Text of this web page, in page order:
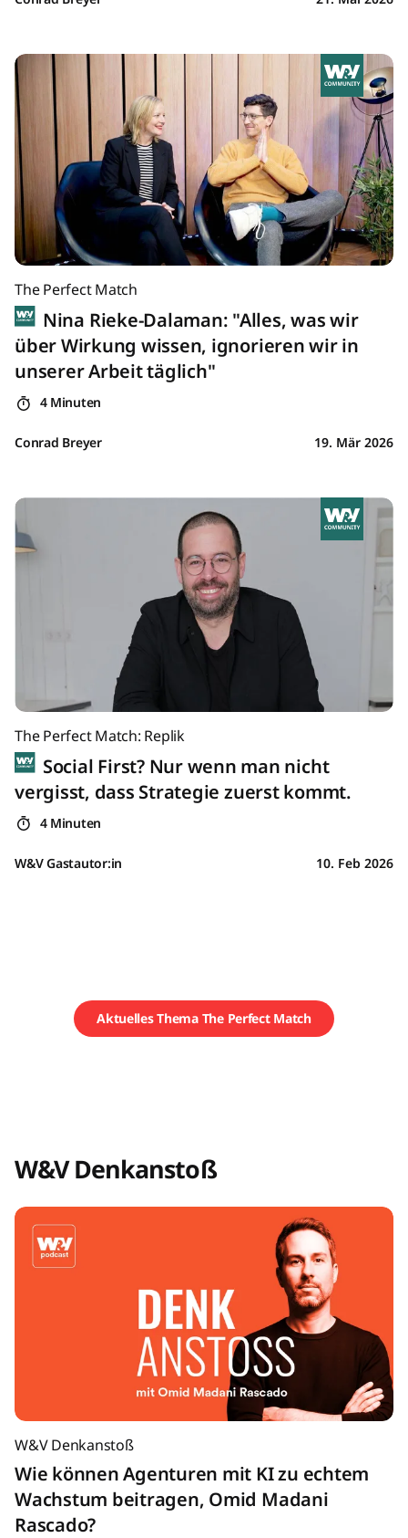
The Perfect Match
Nina Rieke-Dalaman: "Alles, was wir
über Wirkung wissen, ignorieren wir in
unserer Arbeit täglich"
4 Minuten
Conrad Breyer 19. Mär 2026
The Perfect Match: Replik
Social First? Nur wenn man nicht
vergisst, dass Strategie zuerst kommt.
4 Minuten
W&V Gastautor:in 10. Feb 2026
Aktuelles Thema The Perfect Match
W&V Denkanstoß
W&V Denkanstoß
Wie können Agenturen mit KI zu echtem
Wachstum beitragen, Omid Madani
Rascado?